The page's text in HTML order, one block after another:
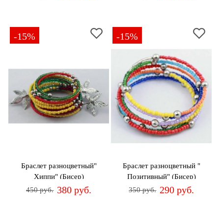
-15%
Браслет разноцветный"
Хиппи" (Бисер)
450 руб. 380 руб.
-15%
Браслет разноцветный "
Позитивный" (Бисер)
350 руб. 290 руб.